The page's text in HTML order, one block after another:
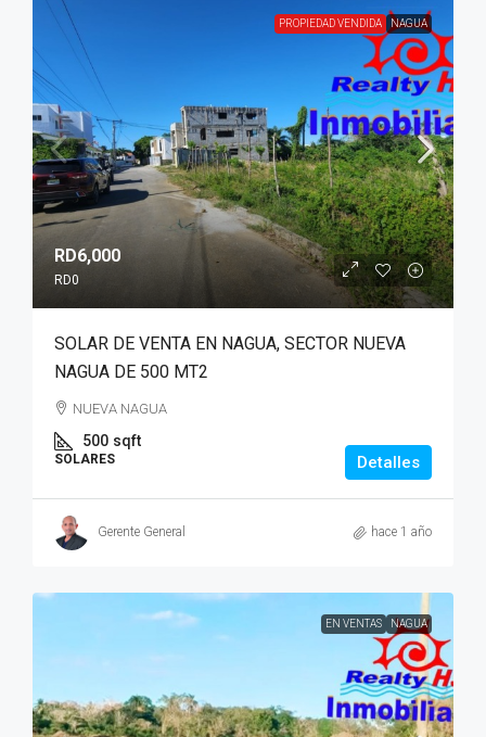
PROPIEDAD VENDIDA NAGUA
RD6,000
RD0
SOLAR DE VENTA EN NAGUA, SECTOR NUEVA
NAGUA DE 500 MT2
NUEVA NAGUA
500 sqft
SOLARES Detalles
Gerente General hace 1 año
EN VENTAS NAGUA